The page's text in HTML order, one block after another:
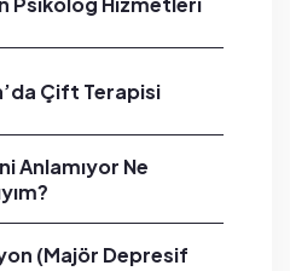
Çift Terapisi
Anlamıyor Ne
(Majör Depresif